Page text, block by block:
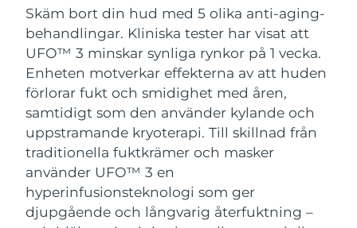
Skäm bort din hud med 5 olika anti-aging-
behandlingar. Kliniska tester har visat att
UFO™ 3 minskar synliga rynkor på 1 vecka.
Enheten motverkar effekterna av att huden
förlorar fukt och smidighet med åren,
samtidigt som den använder kylande och
uppstramande kryoterapi. Till skillnad från
traditionella fuktkrämer och masker
använder UFO™ 3 en
hyperinfusionsteknologi som ger
djupgående och långvarig återfuktning –
Anti-aging massage
LUNA™ 4 Plus
Massage, LED heating
LUNA™ 4 Men
For men, anti-aging massage
Microcurrent toning
BEAR™ 2 go
Microcurrent toning on-the-go
BEAR™ 2 eyes & lips
Microcurrent line smoothing device
Återfuktning
UFO™ 3-paket
Deep facial hydration
UFO™ 3 LED
Near-infrared and red light therapy
device
Munvård
issa™ 4
Hybrid silicone sonic toothbrush
issa™ 4 plus
Smart hybrid silicone sonic toothbrush
FAQ™ ANTI-AGING-BEHANDLING
Anti-aging LED-behandlingar
NEW
Bermuda Förväntad leverans8/18/26
Bosnien och
Hercegovina
Förväntad leverans8/15/26
Brunei Förväntad leverans
Bulgarien Förväntad leverans8/12/26
Kanada
Chile Förväntad leverans8/16/26